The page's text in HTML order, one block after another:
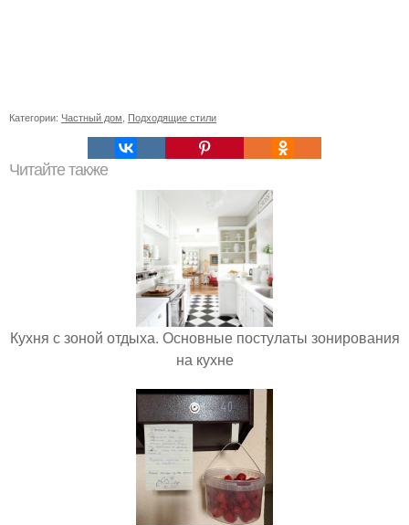
Категории: Частный дом, Подходящие стили
Читайте также
Кухня с зоной отдыха. Основные постулаты зонирования
на кухне